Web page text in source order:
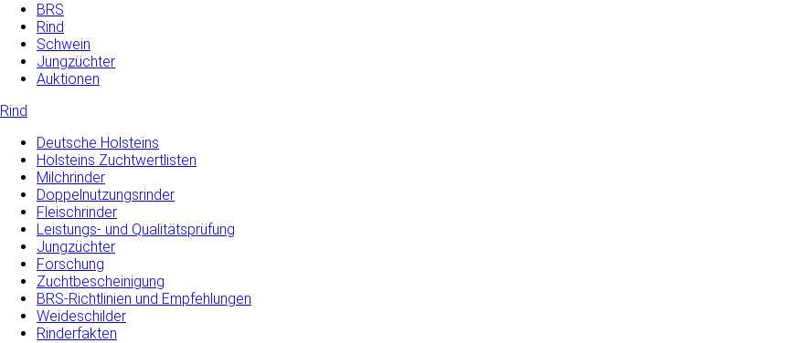
BRS
Rind
Schwein
Jungzüchter
Auktionen
Rind
Deutsche Holsteins
Holsteins Zuchtwertlisten
Milchrinder
Doppelnutzungsrinder
Fleischrinder
Leistungs- und Qualitätsprüfung
Jungzüchter
Forschung
Zuchtbescheinigung
BRS-Richtlinien und Empfehlungen
Weideschilder
Rinderfakten